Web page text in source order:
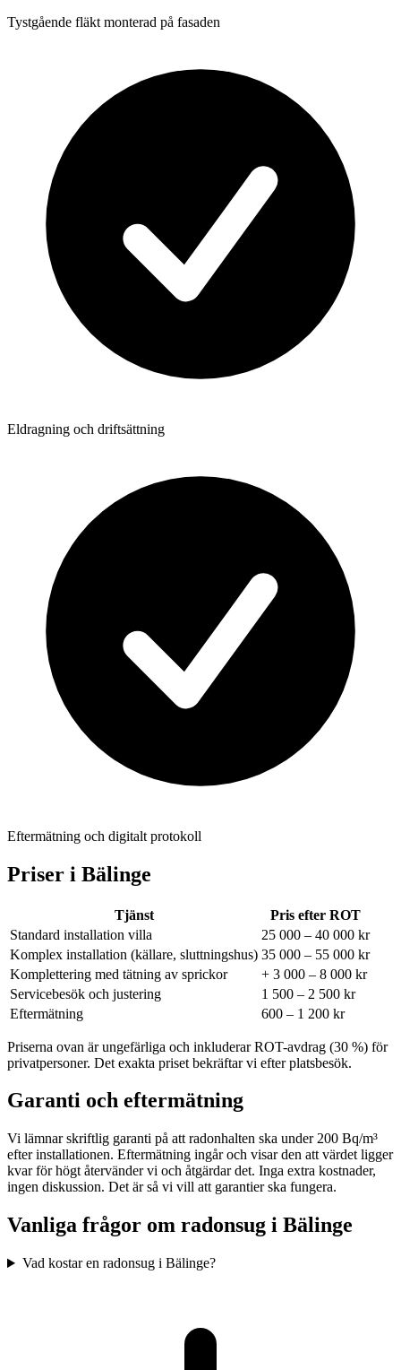
Tystgående fläkt monterad på fasaden
Eldragning och driftsättning
Eftermätning och digitalt protokoll
Priser i Bälinge
Tjänst
Pris efter ROT
Standard installation villa
25 000 – 40 000 kr
Komplex installation (källare, sluttningshus) 35 000 – 55 000 kr
Komplettering med tätning av sprickor
+ 3 000 – 8 000 kr
Servicebesök och justering
1 500 – 2 500 kr
Eftermätning
600 – 1 200 kr
Priserna ovan är ungefärliga och inkluderar ROT-avdrag (30 %) för
privatpersoner. Det exakta priset bekräftar vi efter platsbesök.
Garanti och eftermätning
Vi lämnar skriftlig garanti på att radonhalten ska under 200 Bq/m³
efter installationen. Eftermätning ingår och visar den att värdet ligger
kvar för högt återvänder vi och åtgärdar det. Inga extra kostnader,
ingen diskussion. Det är så vi vill att garantier ska fungera.
Vanliga frågor om radonsug i Bälinge
Vad kostar en radonsug i Bälinge?